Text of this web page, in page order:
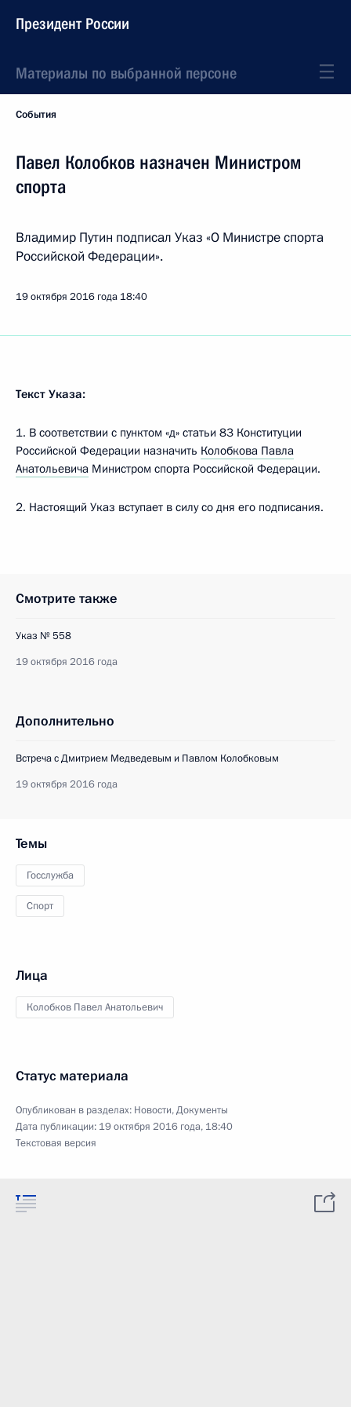
Президент России
Материалы по выбранной персоне
События
Павел Колобков назначен Министром
спорта
Владимир Путин подписал Указ «О Министре спорта
Российской Федерации».
19 октября 2016 года 18:40
Текст Указа:
1. В соответствии с пунктом «д» статьи 83 Конституции
Российской Федерации назначить Колобкова Павла
Анатольевича Министром спорта Российской Федерации.
2. Настоящий Указ вступает в силу со дня его подписания.
Смотрите также
Указ № 558
19 октября 2016 года
Дополнительно
Встреча с Дмитрием Медведевым и Павлом Колобковым
19 октября 2016 года
Темы
Госслужба
Спорт
Лица
Колобков Павел Анатольевич
Статус материала
Опубликован в разделах: Новости,Документы
Дата публикации: 19 октября 2016 года, 18:40
Текстовая версия